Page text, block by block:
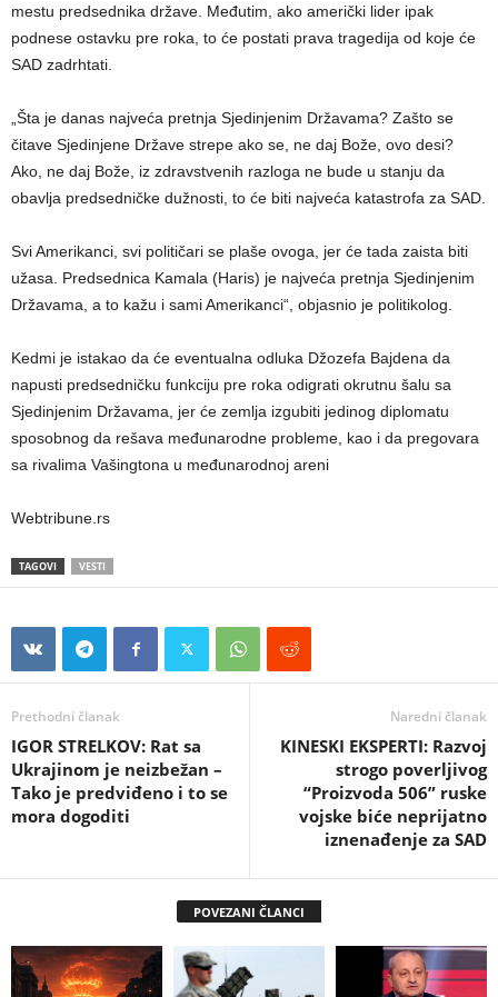
mestu predsednika države. Međutim, ako američki lider ipak
podnese ostavku pre roka, to će postati prava tragedija od koje će
SAD zadrhtati.
„Šta je danas najveća pretnja Sjedinjenim Državama? Zašto se
čitave Sjedinjene Države strepe ako se, ne daj Bože, ovo desi?
Ako, ne daj Bože, iz zdravstvenih razloga ne bude u stanju da
obavlja predsedničke dužnosti, to će biti najveća katastrofa za SAD.
Svi Amerikanci, svi političari se plaše ovoga, jer će tada zaista biti
užasa. Predsednica Kamala (Haris) je najveća pretnja Sjedinjenim
Državama, a to kažu i sami Amerikanci“, objasnio je politikolog.
Kedmi je istakao da će eventualna odluka Džozefa Bajdena da
napusti predsedničku funkciju pre roka odigrati okrutnu šalu sa
Sjedinjenim Državama, jer će zemlja izgubiti jedinog diplomatu
sposobnog da rešava međunarodne probleme, kao i da pregovara
sa rivalima Vašingtona u međunarodnoj areni
Webtribune.rs
TAGOVI VESTI
Prethodni članak
IGOR STRELKOV: Rat sa
Ukrajinom je neizbežan –
Tako je predviđeno i to se
mora dogoditi
Naredni članak
KINESKI EKSPERTI: Razvoj
strogo poverljivog
“Proizvoda 506” ruske
vojske biće neprijatno
iznenađenje za SAD
POVEZANI ČLANCI